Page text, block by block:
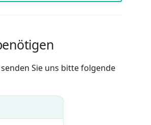
Sie uns bitte folgende